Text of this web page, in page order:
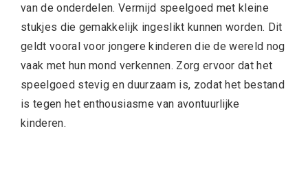
van de onderdelen. Vermijd speelgoed met kleine
stukjes die gemakkelijk ingeslikt kunnen worden. Dit
geldt vooral voor jongere kinderen die de wereld nog
vaak met hun mond verkennen. Zorg ervoor dat het
speelgoed stevig en duurzaam is, zodat het bestand
is tegen het enthousiasme van avontuurlijke
kinderen.